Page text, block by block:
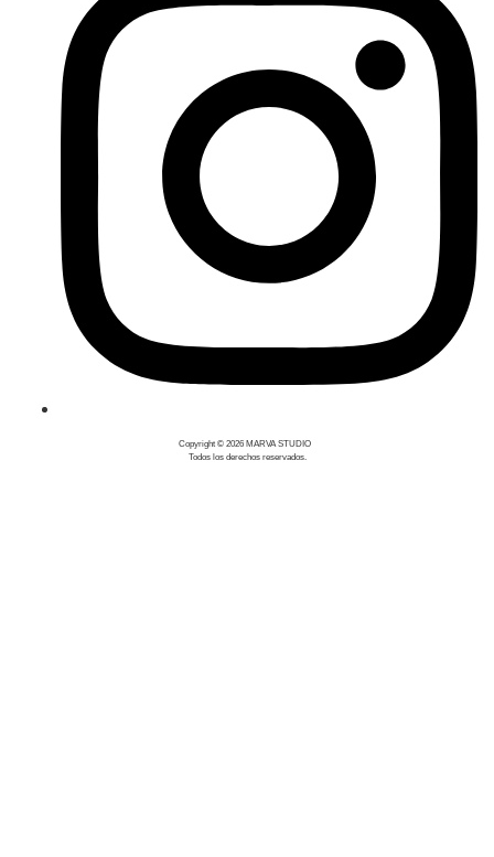
Copyright © 2026 MARVA STUDIO
Todos los derechos reservados.